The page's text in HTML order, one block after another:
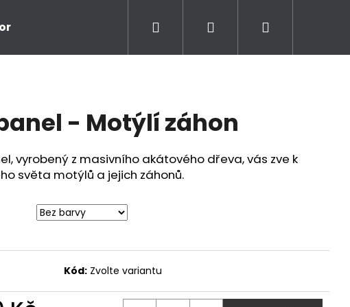
Přihlášení
- Motýlí záhon
vyrobený z masivního akátového dřeva, vás zve k
světa motýlů a jejich záhonů.
Kód: Zvolte variantu
DVOUHOUPAČKA